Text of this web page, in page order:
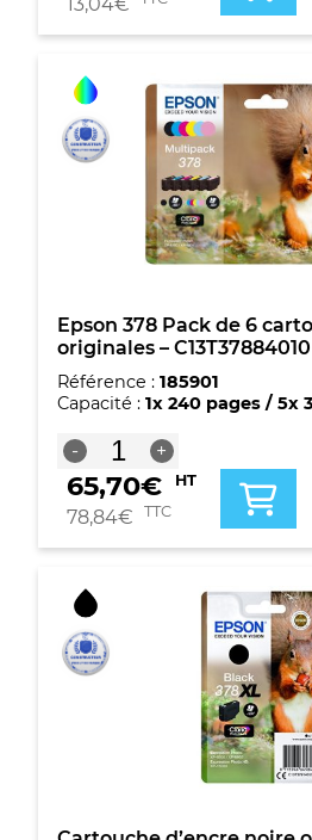
Light
d'encre
originale
-
C13T37864010
Epson 378 Pack de 6
originales – C13T37884010
Référence : 185901
Capacité : 1x 240 pages / 5x
-
quantité
de
Epson
378
de
cartouches
originales
-
C13T37884010
+
65,70€ HT
78,84€ TTC